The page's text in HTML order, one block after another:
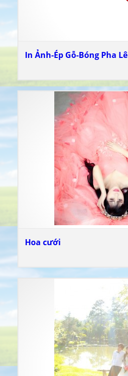
In Ảnh-Ép Gỗ-Bóng Pha Lê
Hoa cưới